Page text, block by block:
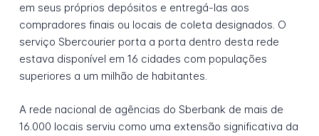
em seus próprios depósitos e entregá-las aos
compradores finais ou locais de coleta designados. O
serviço Sbercourier porta a porta dentro desta rede
estava disponível em 16 cidades com populações
superiores a um milhão de habitantes.
A rede nacional de agências do Sberbank de mais de
16.000 locais serviu como uma extensão significativa da